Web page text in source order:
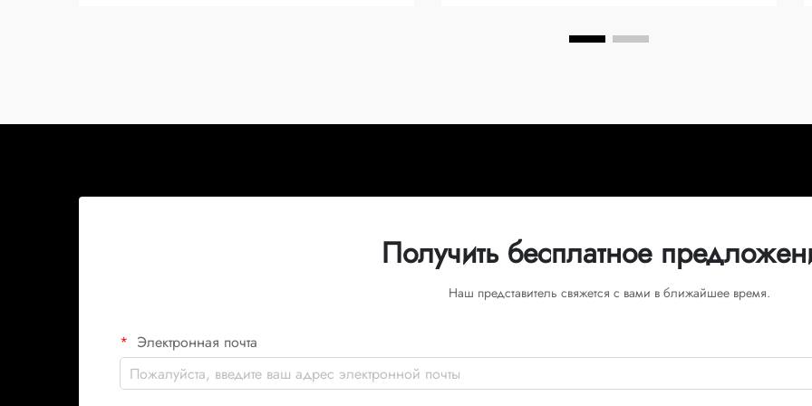
Получить бесплатное
Наш представитель свяжется с вами в ближайшее время.
Электронная почта